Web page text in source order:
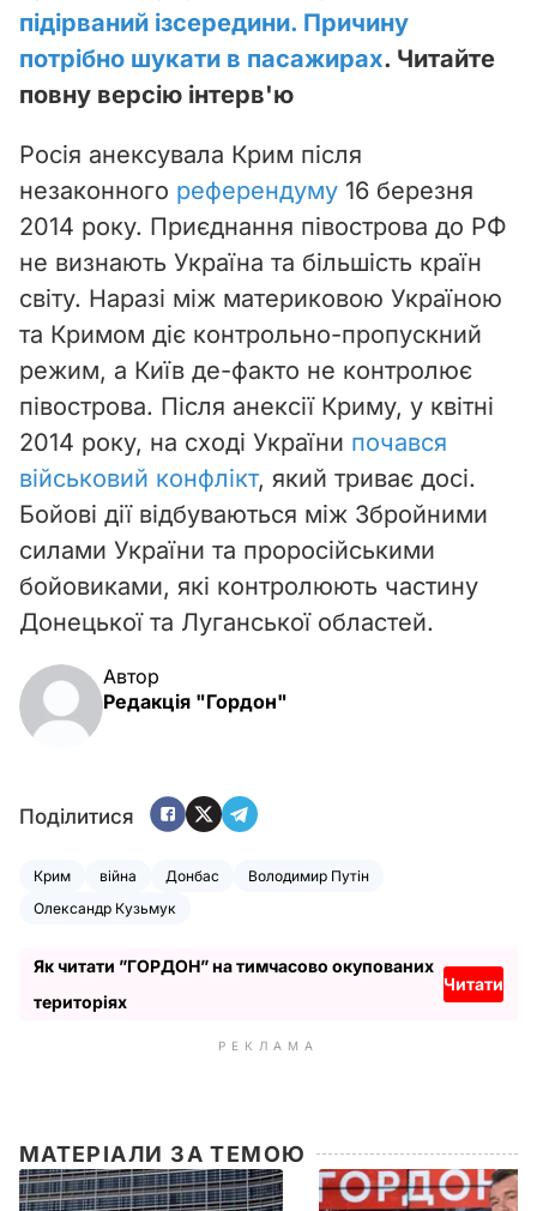
підірваний ізсередини. Причину
потрібно шукати в пасажирах. Читайте
повну версію інтерв'ю
Росія анексувала Крим після
незаконного референдуму16 березня
2014 року. Приєднання півострова до РФ
не визнають Україна та більшість країн
світу. Наразі між материковою Україною
та Кримом діє контрольно-пропускний
режим, а Київ де-факто не контролює
півострова. Після анексії Криму, у квітні
2014 року, на сході України почався
військовий конфлікт, який триває досі.
Бойові дії відбуваються між Збройними
силами України та проросійськими
бойовиками, які контролюють частину
Донецької та Луганської областей.
Автор
Редакція "Гордон"
Поділитися
Крим війна Донбас
Володимир Путін
Олександр Кузьмук
Як читати ”ГОРДОН” на тимчасово окупованих
територіях
Читати
РЕКЛАМА
МАТЕРІАЛИ ЗА ТЕМОЮ